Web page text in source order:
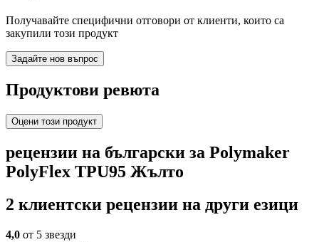
Получавайте специфични отговори от клиенти, които са
закупили този продукт
Задайте нов въпрос
Продуктови ревюта
Оцени този продукт
рецензии на български за Polymaker
PolyFlex TPU95 Жълто
2 клиентски рецензии на други езици
4,0 от 5 звезди